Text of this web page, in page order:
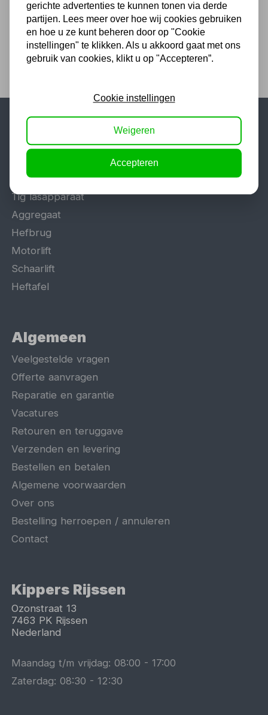
920,00 excl. BTW
Populaire categorieën
Lasapparaat
Tig lasapparaat
Aggregaat
Hefbrug
Motorlift
Schaarlift
Heftafel
Algemeen
Veelgestelde vragen
Offerte aanvragen
Reparatie en garantie
Vacatures
Retouren en teruggave
Verzenden en levering
Bestellen en betalen
Algemene voorwaarden
Over ons
Bestelling herroepen / annuleren
Contact
Kippers Rijssen
Ozonstraat 13
7463 PK Rijssen
Nederland
Maandag t/m vrijdag:08:00 -17:00
Zaterdag:08:30 -12:30
gerichte advertenties te kunnen tonen via derde
partijen. Lees meer over hoe wij cookies gebruiken
en hoe u ze kunt beheren door op "Cookie
instellingen" te klikken. Als u akkoord gaat met ons
gebruik van cookies, klikt u op "Accepteren”.
Cookie instellingen
Weigeren
Accepteren